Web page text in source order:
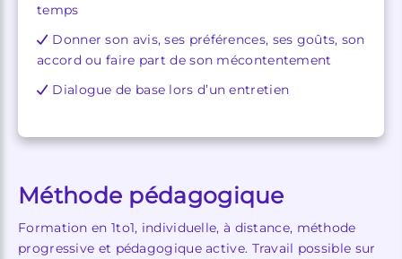
temps
Donner son avis, ses préférences, ses goûts, son
accord ou faire part de son mécontentement
Dialogue de base lors d’un entretien
Méthode pédagogique
Formation en 1to1, individuelle, à distance, méthode
progressive et pédagogique active. Travail possible sur